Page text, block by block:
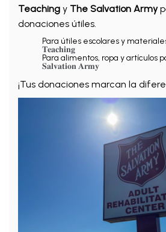
Teaching y The Salvation Army
donaciones útiles.
Para útiles escolares y
𝐓𝐞𝐚𝐜𝐡𝐢𝐧𝐠
Para alimentos, ropa y artículos
𝐒𝐚𝐥𝐯𝐚𝐭𝐢𝐨𝐧 𝐀𝐫𝐦𝐲
¡Tus donaciones marcan la